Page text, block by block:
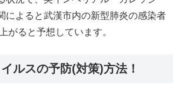
によると武漢市内の新型肺炎の感染者
がると予想しています。
ルスの予防(対策)方法！